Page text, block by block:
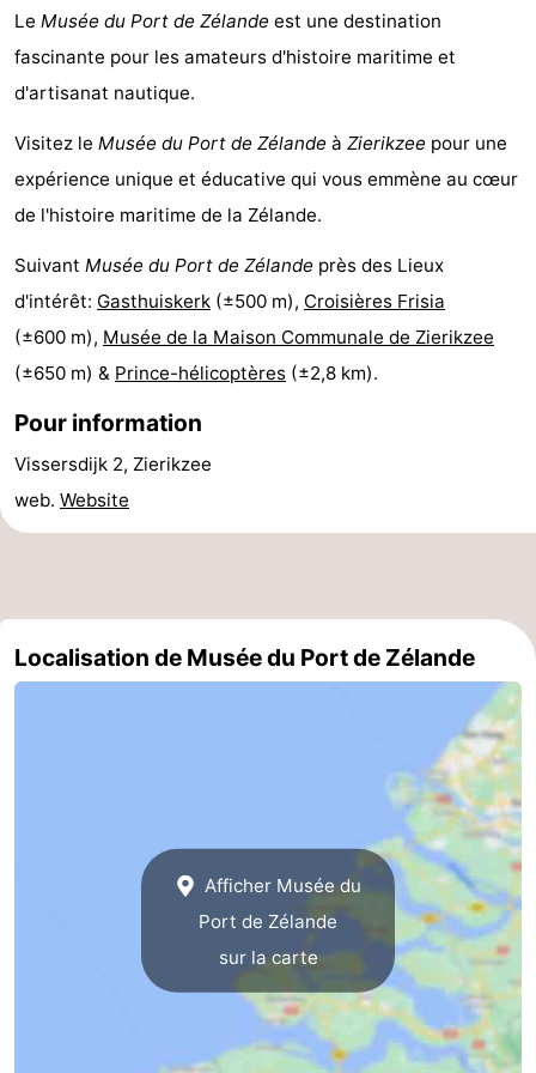
Piscines
-
Faire
vélo
-
Équitation
-
Terrains
de
golf
-
Surfen
-
Peche
Sportive
-
Equitation
Immersion
Observation
manger
Pratiques
Le Musée du Port de Zélande est une destination
fascinante pour les amateurs d'histoire maritime et
d'artisanat nautique.
Visitez le Musée du Port de Zélande à Zierikzee pour une
expérience unique et éducative qui vous emmène au cœur
de l'histoire maritime de la Zélande.
Suivant Musée du Port de Zélande près des Lieux
d'intérêt: Gasthuiskerk (±500 m), Croisières Frisia
(±600 m), Musée de la Maison Communale de Zierikzee
(±650 m) & Prince-hélicoptères (±2,8 km).
Pour information
Vissersdijk 2, Zierikzee
web. Website
Localisation de Musée du Port de Zélande
Afficher Musée du
Port de Zélande
sur la carte